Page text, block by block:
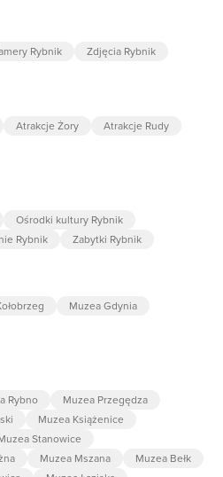
Rybnik Zdjęcia Rybnik
Atrakcje Żory
Atrakcje Rudy
Ośrodki kultury Rybnik
Rybnik Zabytki Rybnik
Muzea Gdynia
Rybno
Muzea Przegędza
Muzea Książenice
Stanowice
Muzea Mszana
Muzea Bełk